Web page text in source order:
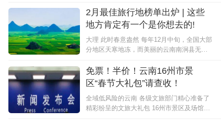
金香花展，到现在已经有10年时间了。 今年
翠湖公园共栽种郁金香80000余株，颜色以
红、黄、...
2月最佳旅行地榜单出炉 | 这些
地方肯定有一个是你想去的!
大理 此时春意盎然 每年12月中旬，全国大部
分地区天寒地冻，而美丽的云南南涧县无量
山谷。 这里县城51公里，海拔2175米。花期
每年11月底至12月初，25天左右，樱花谷面
积约200...
免票！半价！云南16州市景
区“春节大礼包”请查收！
全域低风险的云南 各级文旅部门精心准备了
精彩纷呈的文旅大礼包 16州市景区及场馆优